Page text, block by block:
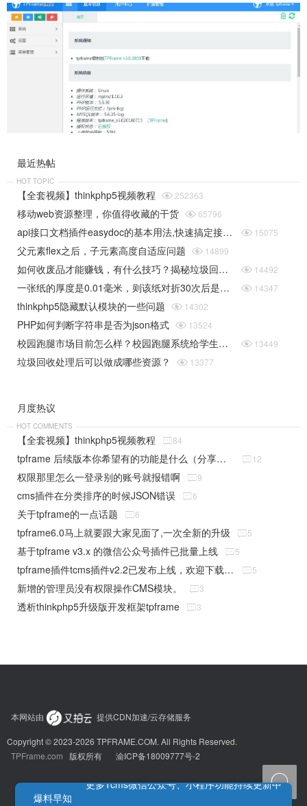
最近热帖
HOT TOPIC
【全套视频】thinkphp5视频教程  252363
移动web资源整理，你值得收藏的干货  65796
api接口文档插件easydoc的基本用法,快速搞定接口文档  15075
父元素flex之后，子元素高度自适应问题  14899
如何收废品才能赚钱，有什么技巧？揭秘垃圾回收行业的一些规则  14492
一张纸的厚度是0.01毫米，则该纸对折30次后是多厚（据说超过珠穆朗玛峰的高度）php实现  14347
thinkphp5隐藏默认模块的一些问题  14302
PHP如何判断字符串是否为json格式  13524
校园跑腿市场目前怎么样？校园跑腿系统给学生带来了哪些便捷？  13449
垃圾回收处理后可以做成哪些资源？  13377
月度热议
HOT COMMENTS
【全套视频】thinkphp5视频教程 84
tpframe 后续版本你希望有的功能是什么（分享贴） 12
权限那里怎么一登录别的账号就报错啊 9
cms插件在分类排序的时候JSON错误 6
关于tpframe的一点话题 6
tpframe6.0马上就要跟大家见面了,一次全新的升级 5
基于tpframe v3.x 的微信公众号插件已批量上线 5
tpframe插件tcms插件v2.2已发布上线，欢迎下载使用 5
新增的管理员没有权限操作CMS模块。 3
透析thinkphp5升级版开发框架tpframe 3
本网站由 提供CDN加速/云存储服务
Copyright © 2023-2026 TPFRAME.COM. All Rights Reserved.
TPFrame.com
版权所有 渝ICP备18009777号-2
爆料早知
更多Tcms微信公众号、小程序功能持续更新中
